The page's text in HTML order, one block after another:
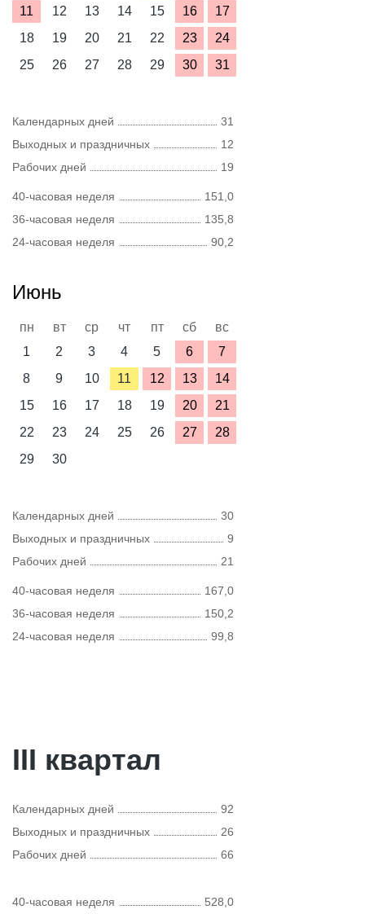
11
12 13 14 15 16
17
18
19 20 21 22 23
24
25
26 27 28 29 30 31
Календарных дней
31
Выходных и праздничных
12
Рабочих дней
19
40-часовая неделя
151,0
36-часовая неделя
135,8
24-часовая неделя
90,2
Июнь
пн вт ср чт пт сб
вс
1
2 3 4 5 6
7
8
9 10 11 12 13
14
15
16 17 18 19 20
21
22
23 24 25 26 27
28
29
30
Календарных дней
30
Выходных и праздничных
9
Рабочих дней
21
40-часовая неделя
167,0
36-часовая неделя
150,2
24-часовая неделя
99,8
III квартал
Календарных дней
92
Выходных и праздничных
26
Рабочих дней
66
40-часовая неделя 528,0